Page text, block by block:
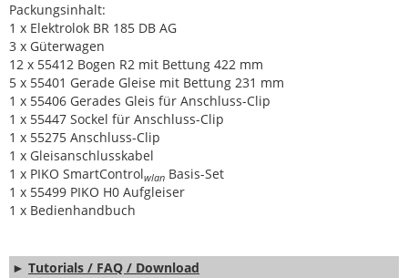
Packungsinhalt:
1 x Elektrolok BR 185 DB AG
3 x Güterwagen
12 x 55412 Bogen R2 mit Bettung 422 mm
5 x 55401 Gerade Gleise mit Bettung 231 mm
1 x 55406 Gerades Gleis für Anschluss-Clip
1 x 55447 Sockel für Anschluss-Clip
1 x 55275 Anschluss-Clip
1 x Gleisanschlusskabel
1 x PIKO SmartControlwlan Basis-Set
1 x 55499 PIKO H0 Aufgleiser
1 x Bedienhandbuch
► Tutorials / FAQ / Download